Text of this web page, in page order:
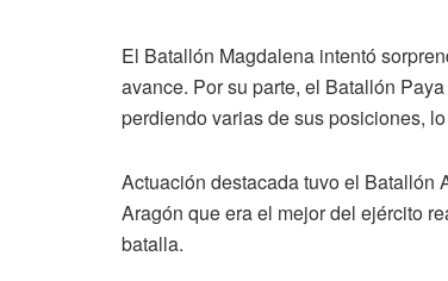
El Batallón Magdalena intentó
avance. Por su parte, el Batallón
perdiendo varias de sus posiciones,
Actuación destacada tuvo el Batallón
Aragón que era el mejor del ejército
batalla.